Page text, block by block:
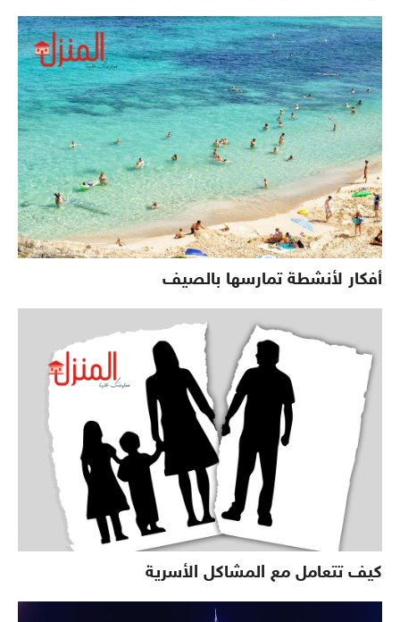
أفكار لأنشطة تمارسها بالصيف
كيف تتعامل مع المشاكل الأسرية